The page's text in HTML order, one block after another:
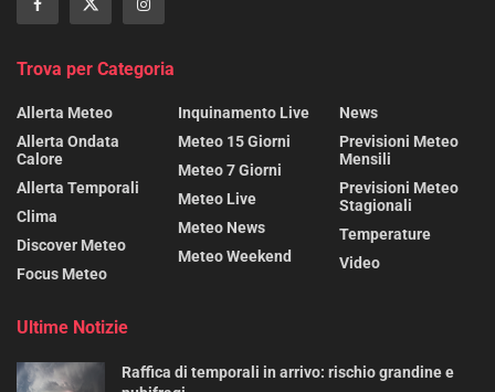
Trova per Categoria
Allerta Meteo
Allerta Ondata
Calore
Allerta Temporali
Clima
Discover Meteo
Focus Meteo
Inquinamento Live
Meteo 15 Giorni
Meteo 7 Giorni
Meteo Live
Meteo News
Meteo Weekend
News
Previsioni Meteo
Mensili
Previsioni Meteo
Stagionali
Temperature
Video
Ultime Notizie
Raffica di temporali in arrivo: rischio grandine e